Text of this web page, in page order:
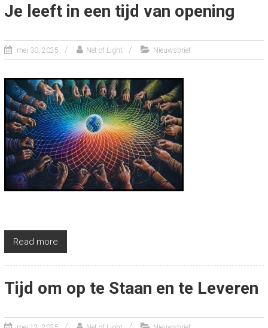
Je leeft in een tijd van opening
mei 30, 2025 Net of Light Nieuwsbrief
Read more
Tijd om op te Staan en te Leveren